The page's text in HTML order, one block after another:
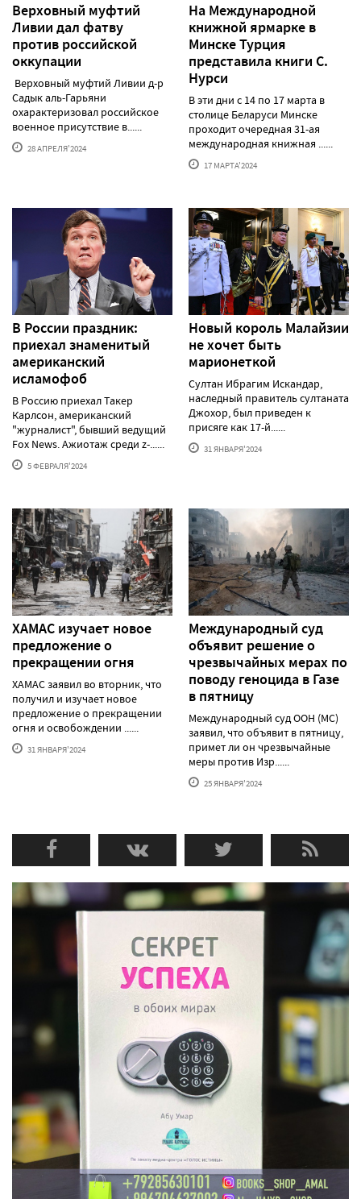
Верховный муфтий
Ливии дал фатву
против российской
оккупации
Верховный муфтий Ливии д-р
Садык аль-Гарьяни
охарактеризовал российское
военное присутствие в......
28 АПРЕЛЯ'2024
На Международной
книжной ярмарке в
Минске Турция
представила книги С.
Нурси
В эти дни с 14 по 17 марта в
столице Беларуси Минске
проходит очередная 31-ая
международная книжная ......
17 МАРТА'2024
В России праздник:
приехал знаменитый
американский
исламофоб
В Россию приехал Такер
Карлсон, американский
"журналист", бывший ведущий
Fox News. Ажиотаж среди z-......
5 ФЕВРАЛЯ'2024
Новый король Малайзии
не хочет быть
марионеткой
Султан Ибрагим Искандар,
наследный правитель султаната
Джохор, был приведен к
присяге как 17-й......
31 ЯНВАРЯ'2024
ХАМАС изучает новое
предложение о
прекращении огня
ХАМАС заявил во вторник, что
получил и изучает новое
предложение о прекращении
огня и освобождении ......
31 ЯНВАРЯ'2024
Международный суд
объявит решение о
чрезвычайных мерах по
поводу геноцида в Газе
в пятницу
Международный суд ООН (МС)
заявил, что объявит в пятницу,
примет ли он чрезвычайные
меры против Изр......
25 ЯНВАРЯ'2024